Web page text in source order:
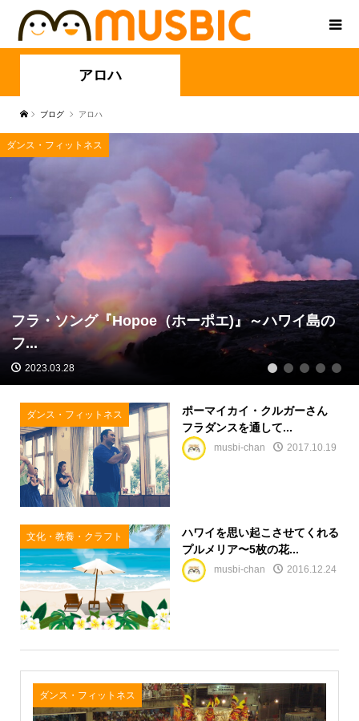
アロハ
ブログ アロハ
ダンス・フィットネス
フラ・ソング『Hopoe（ホーポエ)』～ハワイ島の
フ...
2023.03.28 1 2 3 4 5
ダンス・フィットネス
ポーマイカイ・クルガーさん
フラダンスを通して...
musbi-chan 2017.10.19
文化・教養・クラフト
ハワイを思い起こさせてくれる
プルメリア〜5枚の花...
musbi-chan 2016.12.24
ダンス・フィットネス